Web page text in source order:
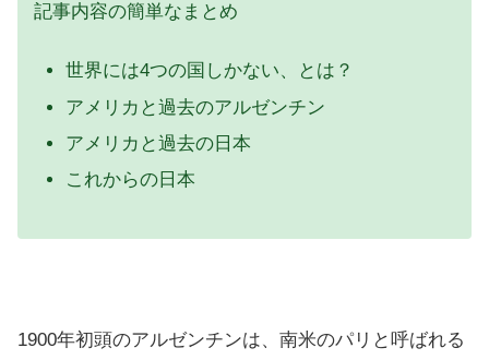
記事内容の簡単なまとめ
世界には4つの国しかない、とは？
アメリカと過去のアルゼンチン
アメリカと過去の日本
これからの日本
1900年初頭のアルゼンチンは、南米のパリと呼ばれる